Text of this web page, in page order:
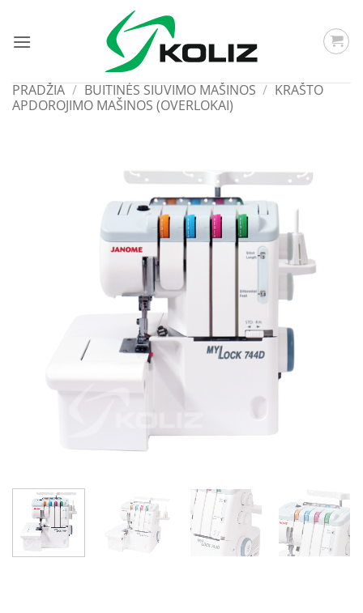
content
PRADŽIA / BUITINĖS SIUVIMO MAŠINOS / KRAŠTO
APDOROJIMO MAŠINOS (OVERLOKAI)